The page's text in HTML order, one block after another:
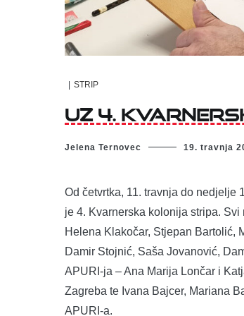
STRIP
Uz 4.
Jelena Ternovec 19. travnja
Od četvrtka, 11. travnja do nedjelje
je 4. Kvarnerska kolonija stripa.
Helena Klakočar, Stjepan Bartolić,
Damir Stojnić, Saša Jovanović,
APURI-ja – Ana Marija Lončar i
Zagreba te Ivana Bajcer, Mariana
APURI-a.